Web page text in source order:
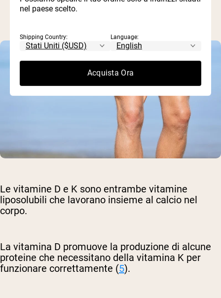
Le vitamine D e K sono entrambe vitamine
liposolubili che lavorano insieme al calcio nel
corpo.
La vitamina D promuove la produzione di alcune
proteine che necessitano della vitamina K per
funzionare correttamente (5).
nel paese scelto.
Shipping Country: Language:
Acquista Ora